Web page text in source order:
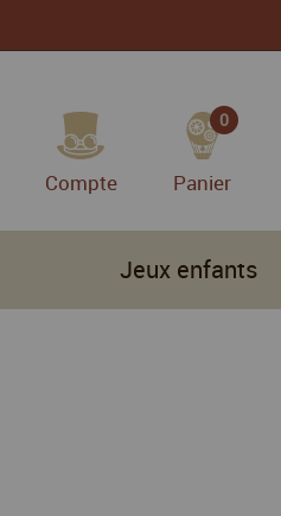
Compte
0
Panier
Jeux enfants